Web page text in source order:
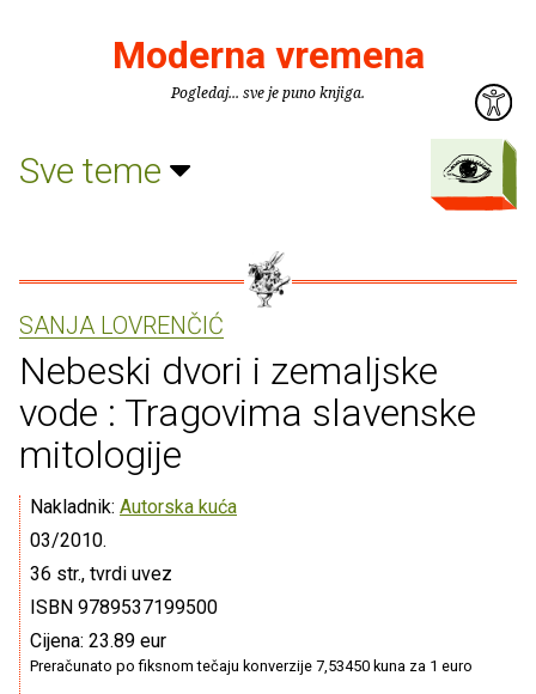
Moderna vremena
Pogledaj... sve je puno knjiga.
Sve teme
SANJA LOVRENČIĆ
Nebeski dvori i zemaljske
vode : Tragovima slavenske
mitologije
Nakladnik: Autorska kuća
03/2010.
36 str., tvrdi uvez
ISBN 9789537199500
Cijena: 23.89 eur
Preračunato po fiksnom tečaju konverzije 7,53450 kuna za 1 euro